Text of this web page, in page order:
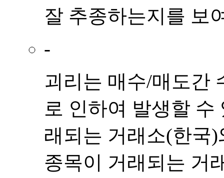
잘 추종하는지를 보
-
괴리는 매수/매도간
로 인하여 발생할 수
래되는 거래소(한국
종목이 거래되는 거